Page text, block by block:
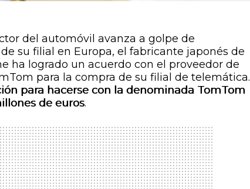
del automóvil avanza a golpe de
su filial en Europa, el fabricante japonés de
ha logrado un acuerdo con el proveedor de
para la compra de su filial de telemática.
para hacerse con la denominada TomTom
de euros.